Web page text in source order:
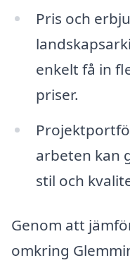
Pris och
enkelt få in
priser.
arbeten kan
stil och
Genom att
omkring